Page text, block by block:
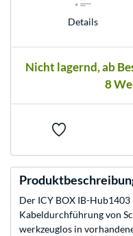
Details
Nicht lagernd, ab
8
Der ICY BOX IB-
Kabeldurchführung von
werkzeuglos in